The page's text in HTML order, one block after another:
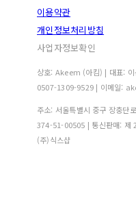
이용약관
개인정보처리방침
사업자정보확인
상호: Akeem (아킴) | 대표: 이
0507-1309-9529 | 이메일:
주소: 서울특별시 중구 장충단
374-51-00505 | 통신판매: 제
(주)식스샵